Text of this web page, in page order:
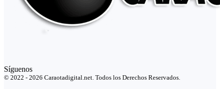
Síguenos
© 2022 - 2026 Caraotadigital.net. Todos los Derechos Reservados.